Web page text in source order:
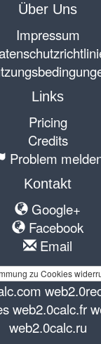
Über Uns
Impressum
Links
Pricing
Credits
Problem
Kontakt
Google+
Facebook
Email
zu Cookies
web2.0calc.fr
web2.0calc.ru